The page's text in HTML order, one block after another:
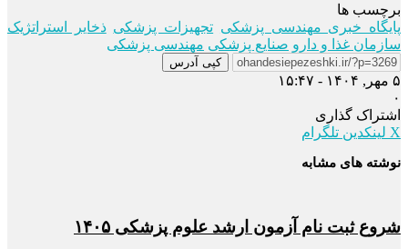
برچسب ها
پایگاه خبری مهندسی پزشکی تجهیزات پزشکی ذخایر استراتژیک
سازمان غذا و دارو صنایع پزشکی مهندسی پزشکی
کپی آدرس
۵ مهر, ۱۴۰۴ - ۱۵:۴۷
۰
اشتراک گذاری
X لینکدین تلگرام
نوشته های مشابه
شروع ثبت نام آزمون ارشد علوم پزشکی ۱۴۰۵